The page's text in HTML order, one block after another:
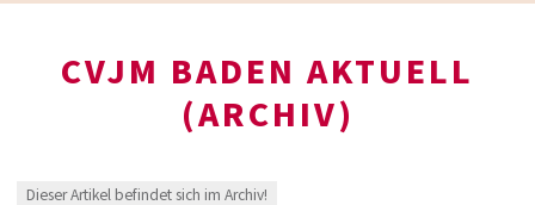
CVJM BADEN AKTUELL
(ARCHIV)
Dieser Artikel befindet sich im Archiv!